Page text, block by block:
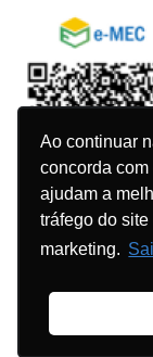
Ao continuar
concorda
ajudam a
tráfego do
marketing.
© 2023